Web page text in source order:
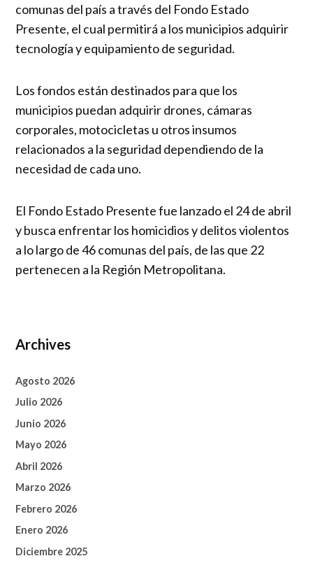
comunas del país a través del Fondo Estado
Presente, el cual permitirá a los municipios adquirir
tecnología y equipamiento de seguridad.
Los fondos están destinados para que los
municipios puedan adquirir drones, cámaras
corporales, motocicletas u otros insumos
relacionados a la seguridad dependiendo de la
necesidad de cada uno.
El Fondo Estado Presente fue lanzado el 24 de abril
y busca enfrentar los homicidios y delitos violentos
a lo largo de 46 comunas del país, de las que 22
pertenecen a la Región Metropolitana.
Archives
Agosto 2026
Julio 2026
Junio 2026
Mayo 2026
Abril 2026
Marzo 2026
Febrero 2026
Enero 2026
Diciembre 2025